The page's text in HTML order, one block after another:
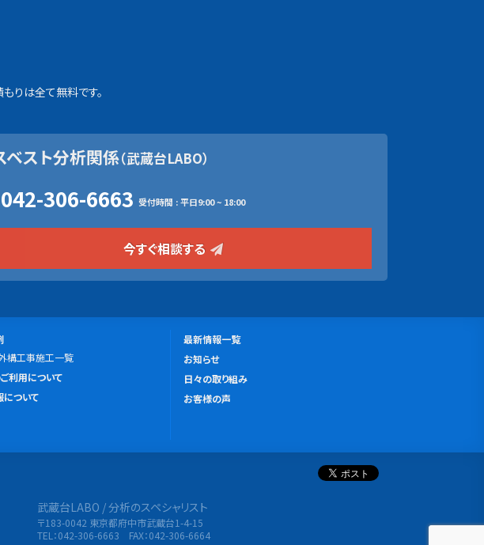
りは全て無料です。
ベスト分析関係（武蔵台LABO）
042-306-6663 受付時間 : 平日9:00 ~ 18:00
今すぐ相談する
構工事施工一覧
利用について
ついて
更
新
情
報
最新情報一覧
お知らせ
日々の取り組み
お客様の声
武蔵台LABO / 分析のスペシャリスト
〒183-0042 東京都府中市武蔵台1-4-15
TEL：042-306-6663 FAX：042-306-6664